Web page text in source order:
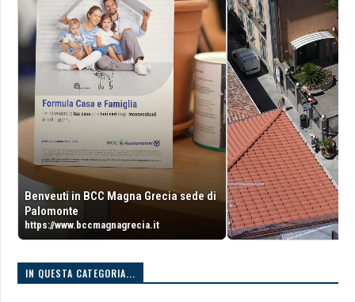
Benveuti in BCC Magna Grecia sede di
Palomonte
https://www.bccmagnagrecia.it
IN QUESTA CATEGORIA...